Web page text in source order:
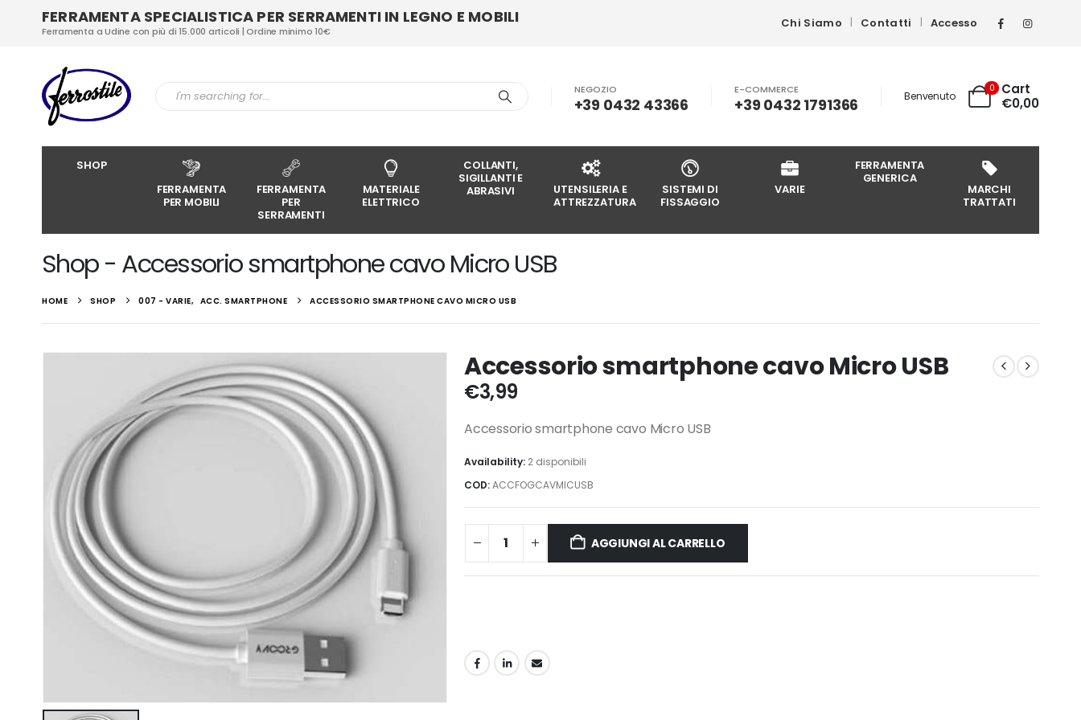
FERRAMENTA SPECIALISTICA PER SERRAMENTI IN LEGNO E MOBILI
Ferramenta a Udine con più di 15.000 articoli | Ordine minimo 10€
Chi Siamo Contatti Accesso
NEGOZIO
+39 0432 43366
E-COMMERCE
+39 0432 1791366 Benvenuto
0
Cart
€0,00
SHOP
FERRAMENTA
PER MOBILI
FERRAMENTA
PER
SERRAMENTI
MATERIALE
ELETTRICO
COLLANTI,
SIGILLANTI E
ABRASIVI
UTENSILERIA E
ATTREZZATURA
SISTEMI DI
FISSAGGIO
VARIE
FERRAMENTA
GENERICA
MARCHI
TRATTATI
Shop - Accessorio smartphone cavo Micro USB
HOME SHOP 007 - VARIE, ACC. SMARTPHONE ACCESSORIO SMARTPHONE CAVO MICRO USB
Accessorio smartphone cavo Micro USB
€3,99
Accessorio smartphone cavo Micro USB
Availability: 2 disponibili
COD:ACCFOGCAVMICUSB
AGGIUNGI AL CARRELLO